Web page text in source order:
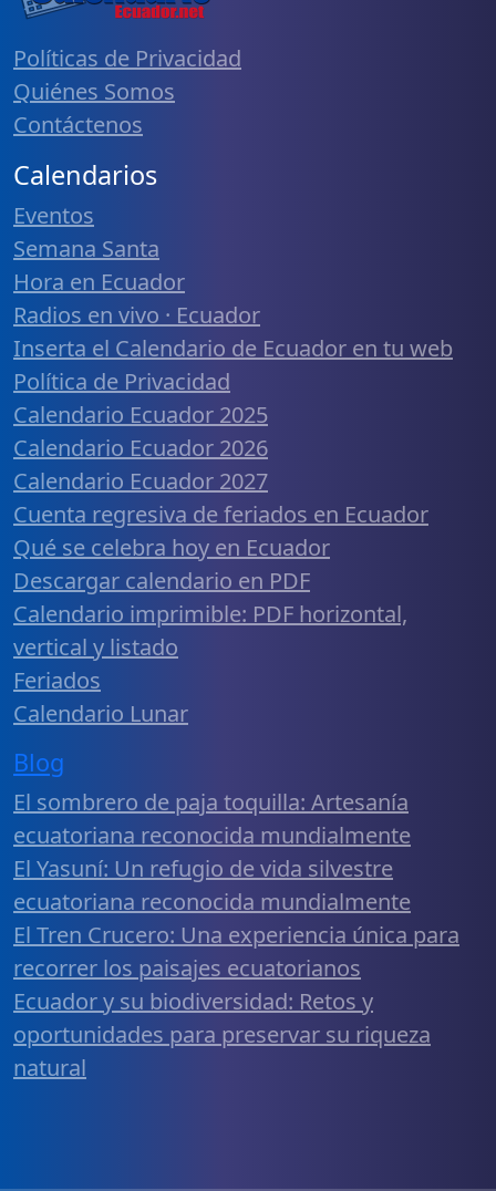
Políticas de Privacidad
Quiénes Somos
Contáctenos
Calendarios
Eventos
Semana Santa
Hora en Ecuador
Radios en vivo · Ecuador
Inserta el Calendario de Ecuador en tu web
Política de Privacidad
Calendario Ecuador 2025
Calendario Ecuador 2026
Calendario Ecuador 2027
Cuenta regresiva de feriados en Ecuador
Qué se celebra hoy en Ecuador
Descargar calendario en PDF
Calendario imprimible: PDF horizontal,
vertical y listado
Feriados
Calendario Lunar
Blog
El sombrero de paja toquilla: Artesanía
ecuatoriana reconocida mundialmente
El Yasuní: Un refugio de vida silvestre
ecuatoriana reconocida mundialmente
El Tren Crucero: Una experiencia única para
recorrer los paisajes ecuatorianos
Ecuador y su biodiversidad: Retos y
oportunidades para preservar su riqueza
natural